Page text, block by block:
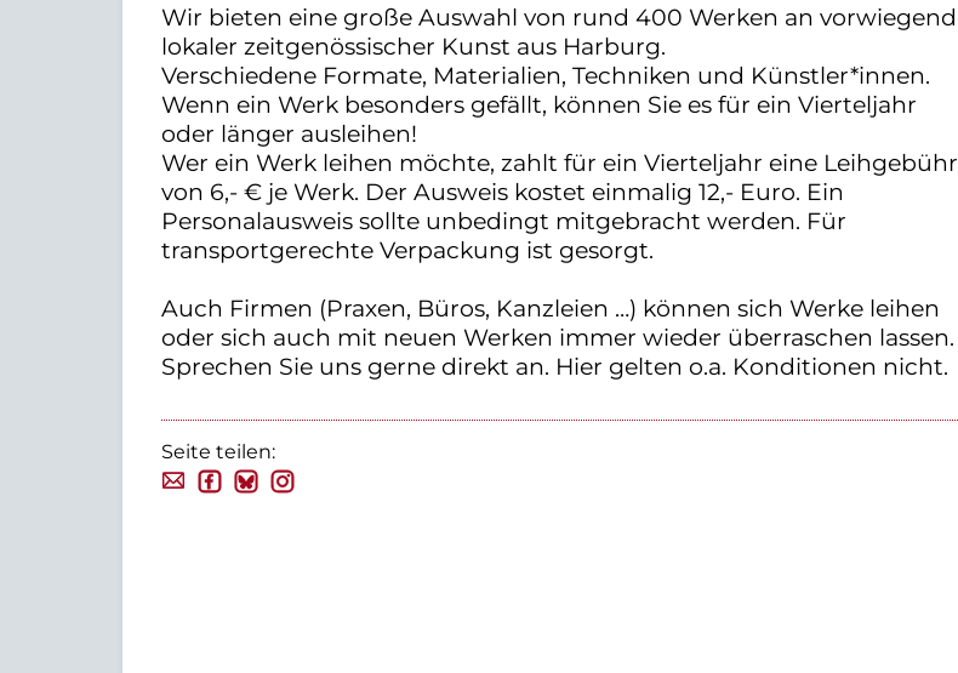
Wir bieten eine große Auswahl von rund 400 Werken an vorwiegend
lokaler zeitgenössischer Kunst aus Harburg.
Verschiedene Formate, Materialien, Techniken und Künstler*innen.
Wenn ein Werk besonders gefällt, können Sie es für ein Vierteljahr
oder länger ausleihen!
Wer ein Werk leihen möchte, zahlt für ein Vierteljahr eine Leihgebühr
von 6,- € je Werk. Der Ausweis kostet einmalig 12,- Euro. Ein
Personalausweis sollte unbedingt mitgebracht werden. Für
transportgerechte Verpackung ist gesorgt.
Auch Firmen (Praxen, Büros, Kanzleien …) können sich Werke leihen
oder sich auch mit neuen Werken immer wieder überraschen lassen.
Sprechen Sie uns gerne direkt an. Hier gelten o.a. Konditionen nicht.
Seite teilen: